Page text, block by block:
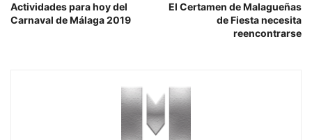
Actividades para hoy del
Carnaval de Málaga 2019
El Certamen de Malagueñas
de Fiesta necesita
reencontrarse